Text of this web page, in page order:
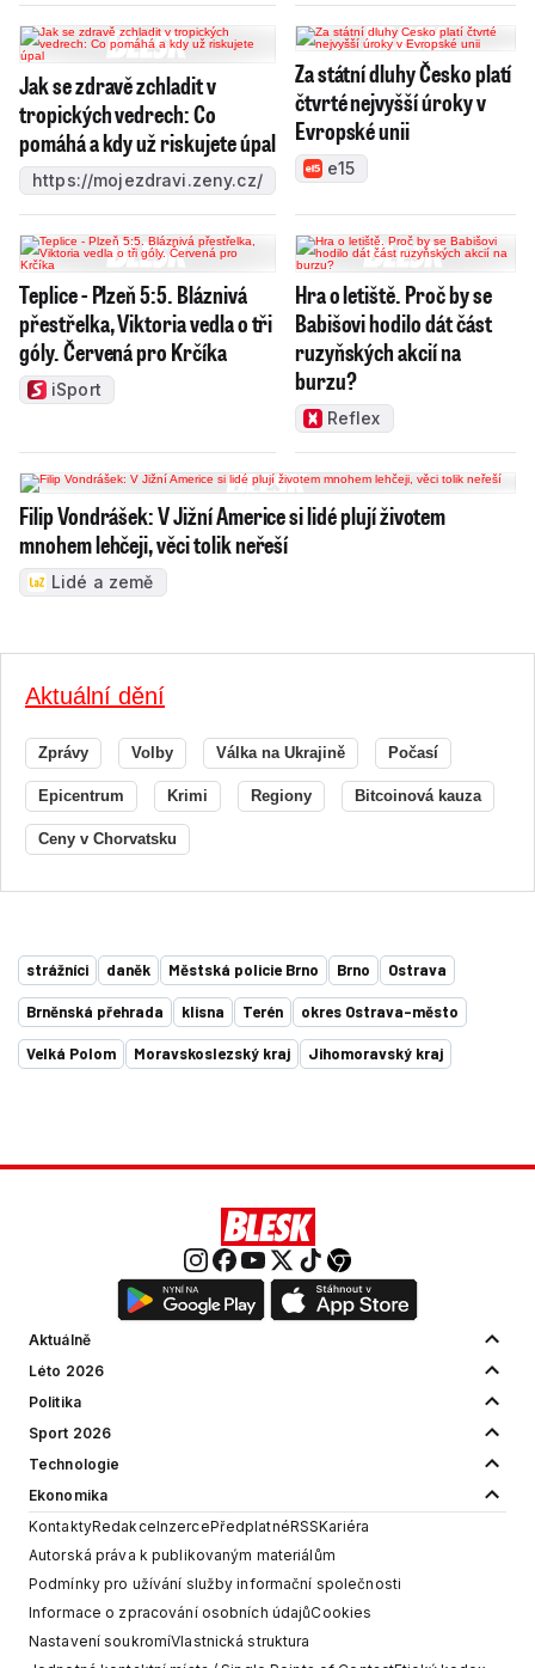
Jak se zdravě zchladit v
tropických vedrech: Co
pomáhá a kdy už riskujete úpal
https://mojezdravi.zeny.cz/
Za státní dluhy Česko platí
čtvrté nejvyšší úroky v
Evropské unii
e15
Teplice - Plzeň 5:5. Bláznivá
přestřelka, Viktoria vedla o tři
góly. Červená pro Krčíka
iSport
Hra o letiště. Proč by se
Babišovi hodilo dát část
ruzyňských akcií na
burzu?
Reflex
Filip Vondrášek: V Jižní Americe si lidé plují životem
mnohem lehčeji, věci tolik neřeší
Lidé a země
Aktuální dění
Zprávy Volby Válka na Ukrajině Počasí
Epicentrum Krimi Regiony Bitcoinová kauza
Ceny v Chorvatsku
strážníci daněk Městská policie Brno Brno Ostrava
Brněnská přehrada klisna Terén okres Ostrava-město
Velká Polom Moravskoslezský kraj Jihomoravský kraj
Aktuálně
Léto 2026
Politika
Sport 2026
Technologie
Ekonomika
KontaktyRedakceInzercePředplatnéRSSKariéra
Autorská práva k publikovaným materiálům
Podmínky pro užívání služby informační společnosti
Informace o zpracování osobních údajůCookies
Nastavení soukromíVlastnická struktura